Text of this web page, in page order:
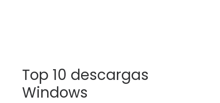
Top 10 descargas
Windows